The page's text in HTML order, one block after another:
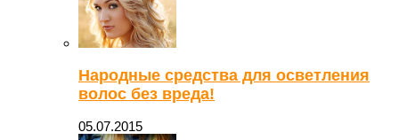
Народные средства для осветления
волос без вреда!
05.07.2015